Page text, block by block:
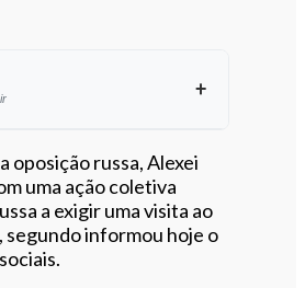
este artigo
oposição russa, Alexei
uma ação coletiva
a exigir uma visita ao
segundo informou hoje o